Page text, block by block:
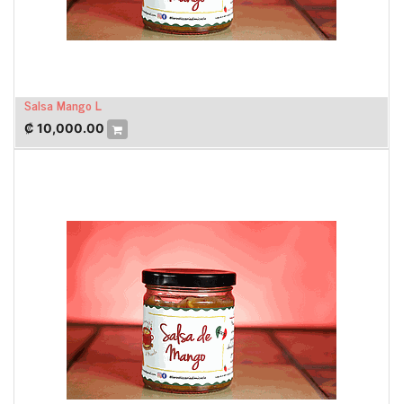
Salsa Mango L
₡ 10,000.00